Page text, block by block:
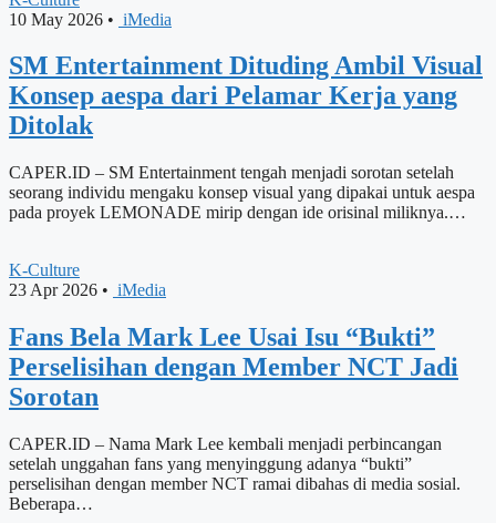
10 May 2026 • iMedia
SM Entertainment Dituding Ambil Visual
Konsep aespa dari Pelamar Kerja yang
Ditolak
CAPER.ID – SM Entertainment tengah menjadi sorotan setelah
seorang individu mengaku konsep visual yang dipakai untuk aespa
pada proyek LEMONADE mirip dengan ide orisinal miliknya.…
K-Culture
23 Apr 2026 • iMedia
Fans Bela Mark Lee Usai Isu “Bukti”
Perselisihan dengan Member NCT Jadi
Sorotan
CAPER.ID – Nama Mark Lee kembali menjadi perbincangan
setelah unggahan fans yang menyinggung adanya “bukti”
perselisihan dengan member NCT ramai dibahas di media sosial.
Beberapa…